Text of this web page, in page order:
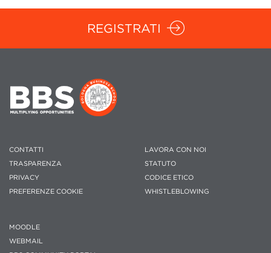
REGISTRATI
CONTATTI
TRASPARENZA
PRIVACY
PREFERENZE COOKIE
LAVORA CON NOI
STATUTO
CODICE ETICO
WHISTLEBLOWING
MOODLE
WEBMAIL